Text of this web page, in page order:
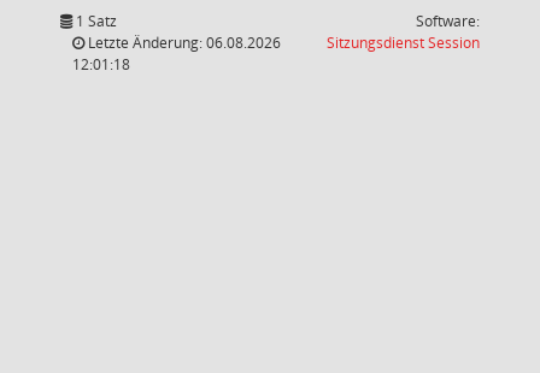
1 Satz
Letzte Änderung: 06.08.2026
12:01:18
Software:
SitzungsdienstSession(Wird in